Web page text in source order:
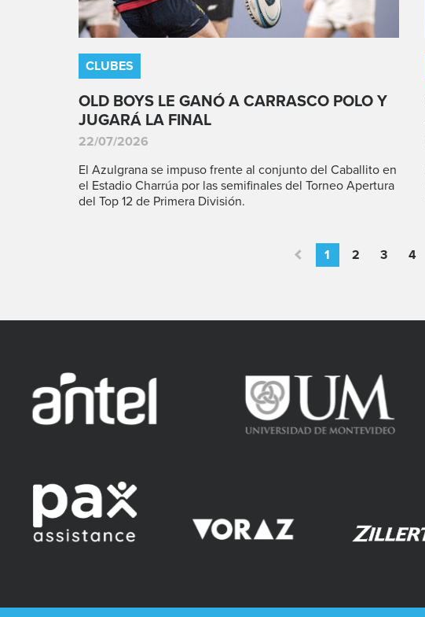
CLUBES
OLD BOYS LE GANÓ A CARRASCO POLO Y
JUGARÁ LA FINAL
22/07/2026
El Azulgrana se impuso frente al conjunto del Caballito en
el Estadio Charrúa por las semifinales del Torneo Apertura
del Top 12 de Primera División.
1 2 3 4